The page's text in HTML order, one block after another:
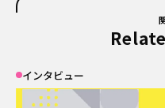
インタビュー